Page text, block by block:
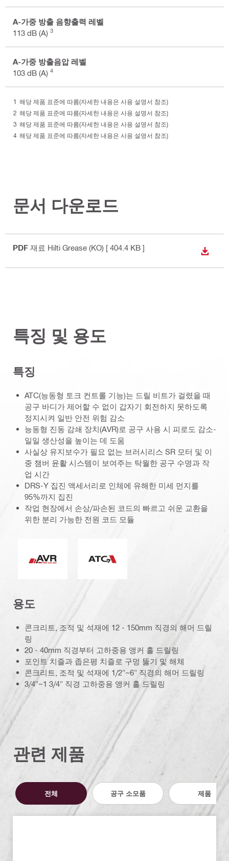
A-가중 방출 음향출력 레벨
113 dB (A) 3
A-가중 방출음압 레벨
103 dB (A) 4
해당 제품 표준에 따름(자세한 내용은 사용 설명서 참조)
해당 제품 표준에 따름(자세한 내용은 사용 설명서 참조)
해당 제품 표준에 따름(자세한 내용은 사용 설명서 참조)
해당 제품 표준에 따름(자세한 내용은 사용 설명서 참조)
문서 다운로드
PDF 재료 Hilti Grease (KO) [ 404.4 KB ]
다운로
특징 및 용도
특징
ATC(능동형 토크 컨트롤 기능)는 드릴 비트가 걸렸을 때
공구 바디가 제어할 수 없이 갑자기 회전하지 못하도록
정지시켜 일반 안전 위험 감소
능동형 진동 감쇄 장치(AVR)로 공구 사용 시 피로도 감소-
일일 생산성을 높이는 데 도움
사실상 유지보수가 필요 없는 브러시리스 SR 모터 및 이
중 챔버 윤활 시스템이 보여주는 탁월한 공구 수명과 작
업 시간
DRS-Y 집진 액세서리로 인체에 유해한 미세 먼지를
95%까지 집진
작업 현장에서 손상/파손된 코드의 빠르고 쉬운 교환을
위한 분리 가능한 전원 코드 모듈
용도
콘크리트, 조적 및 석재에 12 - 150mm 직경의 해머 드릴
링
20 - 40mm 직경부터 고하중용 앵커 홀 드릴링
포인트 치즐과 좁은평 치즐로 구멍 뚫기 및 해체
콘크리트, 조적 및 석재에 1/2"~6" 직경의 해머 드릴링
3/4"~1 3/4" 직경 고하중용 앵커 홀 드릴링
관련 제품
전체 공구 소모품 제품